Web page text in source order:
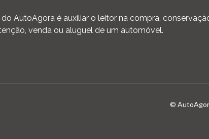
AutoAgora é auxiliar o leitor na compra,
venda ou aluguel de um automóvel.
©